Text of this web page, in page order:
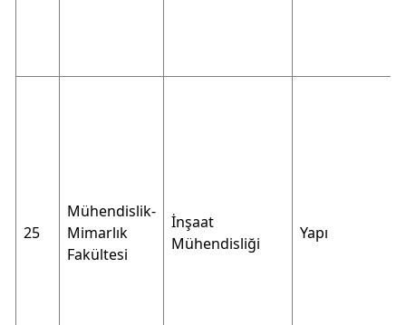
25
Mühendislik-
Mimarlık
Fakültesi
İnşaat
Mühendisliği
Yapı